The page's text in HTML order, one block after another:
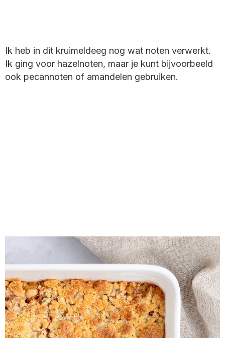
Ik heb in dit kruimeldeeg nog wat noten verwerkt.
Ik ging voor hazelnoten, maar je kunt bijvoorbeeld
ook pecannoten of amandelen gebruiken.